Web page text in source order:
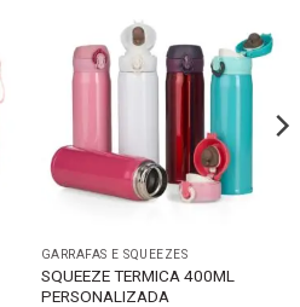
GARRAFAS E SQUEEZES
SQUEEZE TERMICA 400ML
PERSONALIZADA